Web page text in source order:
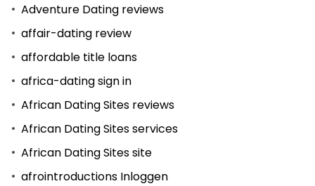
Adventure Dating reviews
affair-dating review
affordable title loans
africa-dating sign in
African Dating Sites reviews
African Dating Sites services
African Dating Sites site
afrointroductions Inloggen